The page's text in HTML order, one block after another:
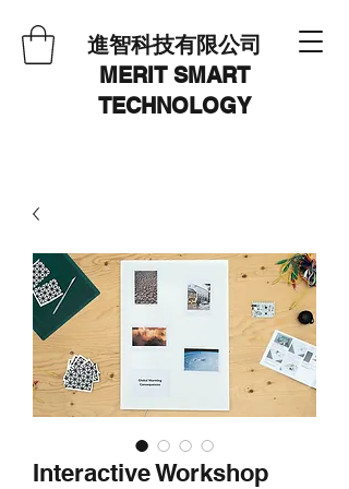
進智科技有限公司
MERIT SMART
TECHNOLOGY
Interactive Workshop